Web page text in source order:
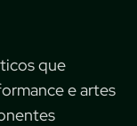
que
e artes